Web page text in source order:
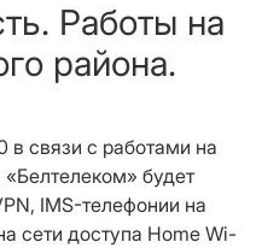
Работы на
района.
в связи с работами на
будет
IMS-телефонии на
сети доступа Home Wi-